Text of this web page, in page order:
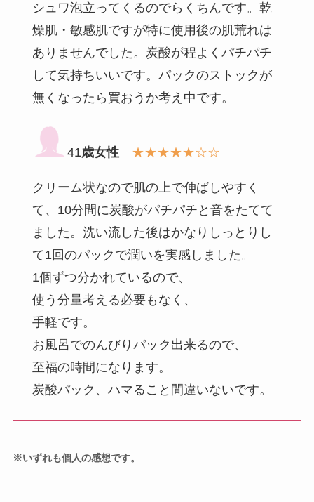
シュワ泡立ってくるのでらくちんです。乾
燥肌・敏感肌ですが特に使用後の肌荒れは
ありませんでした。炭酸が程よくパチパチ
して気持ちいいです。パックのストックが
無くなったら買おうか考え中です。
41歳女性 ★★★★★☆☆
クリーム状なので肌の上で伸ばしやすく
て、10分間に炭酸がパチパチと音をたてて
ました。洗い流した後はかなりしっとりし
て1回のパックで潤いを実感しました。
1個ずつ分かれているので、
使う分量考える必要もなく、
手軽です。
お風呂でのんびりパック出来るので、
至福の時間になります。
炭酸パック、ハマること間違いないです。
※いずれも個人の感想です。